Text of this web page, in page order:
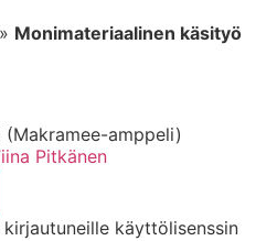
» Monimateriaalinen käsityö
amppeli)
Pitkänen
käyttölisenssin